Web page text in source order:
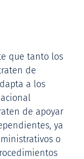
que tanto los
de
a los
de apoyar
ya
o